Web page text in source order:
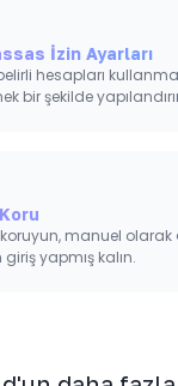
İzin Ayarları
belirli hesapları
bir şekilde
koruyun, manuel olarak
yapmış kalın.